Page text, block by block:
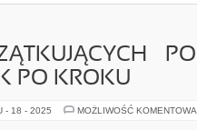
–
PO KROKU
- 18 - 2025 MOŻLIWOŚĆ